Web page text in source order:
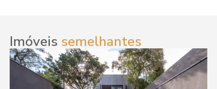
Imóveis semelhantes